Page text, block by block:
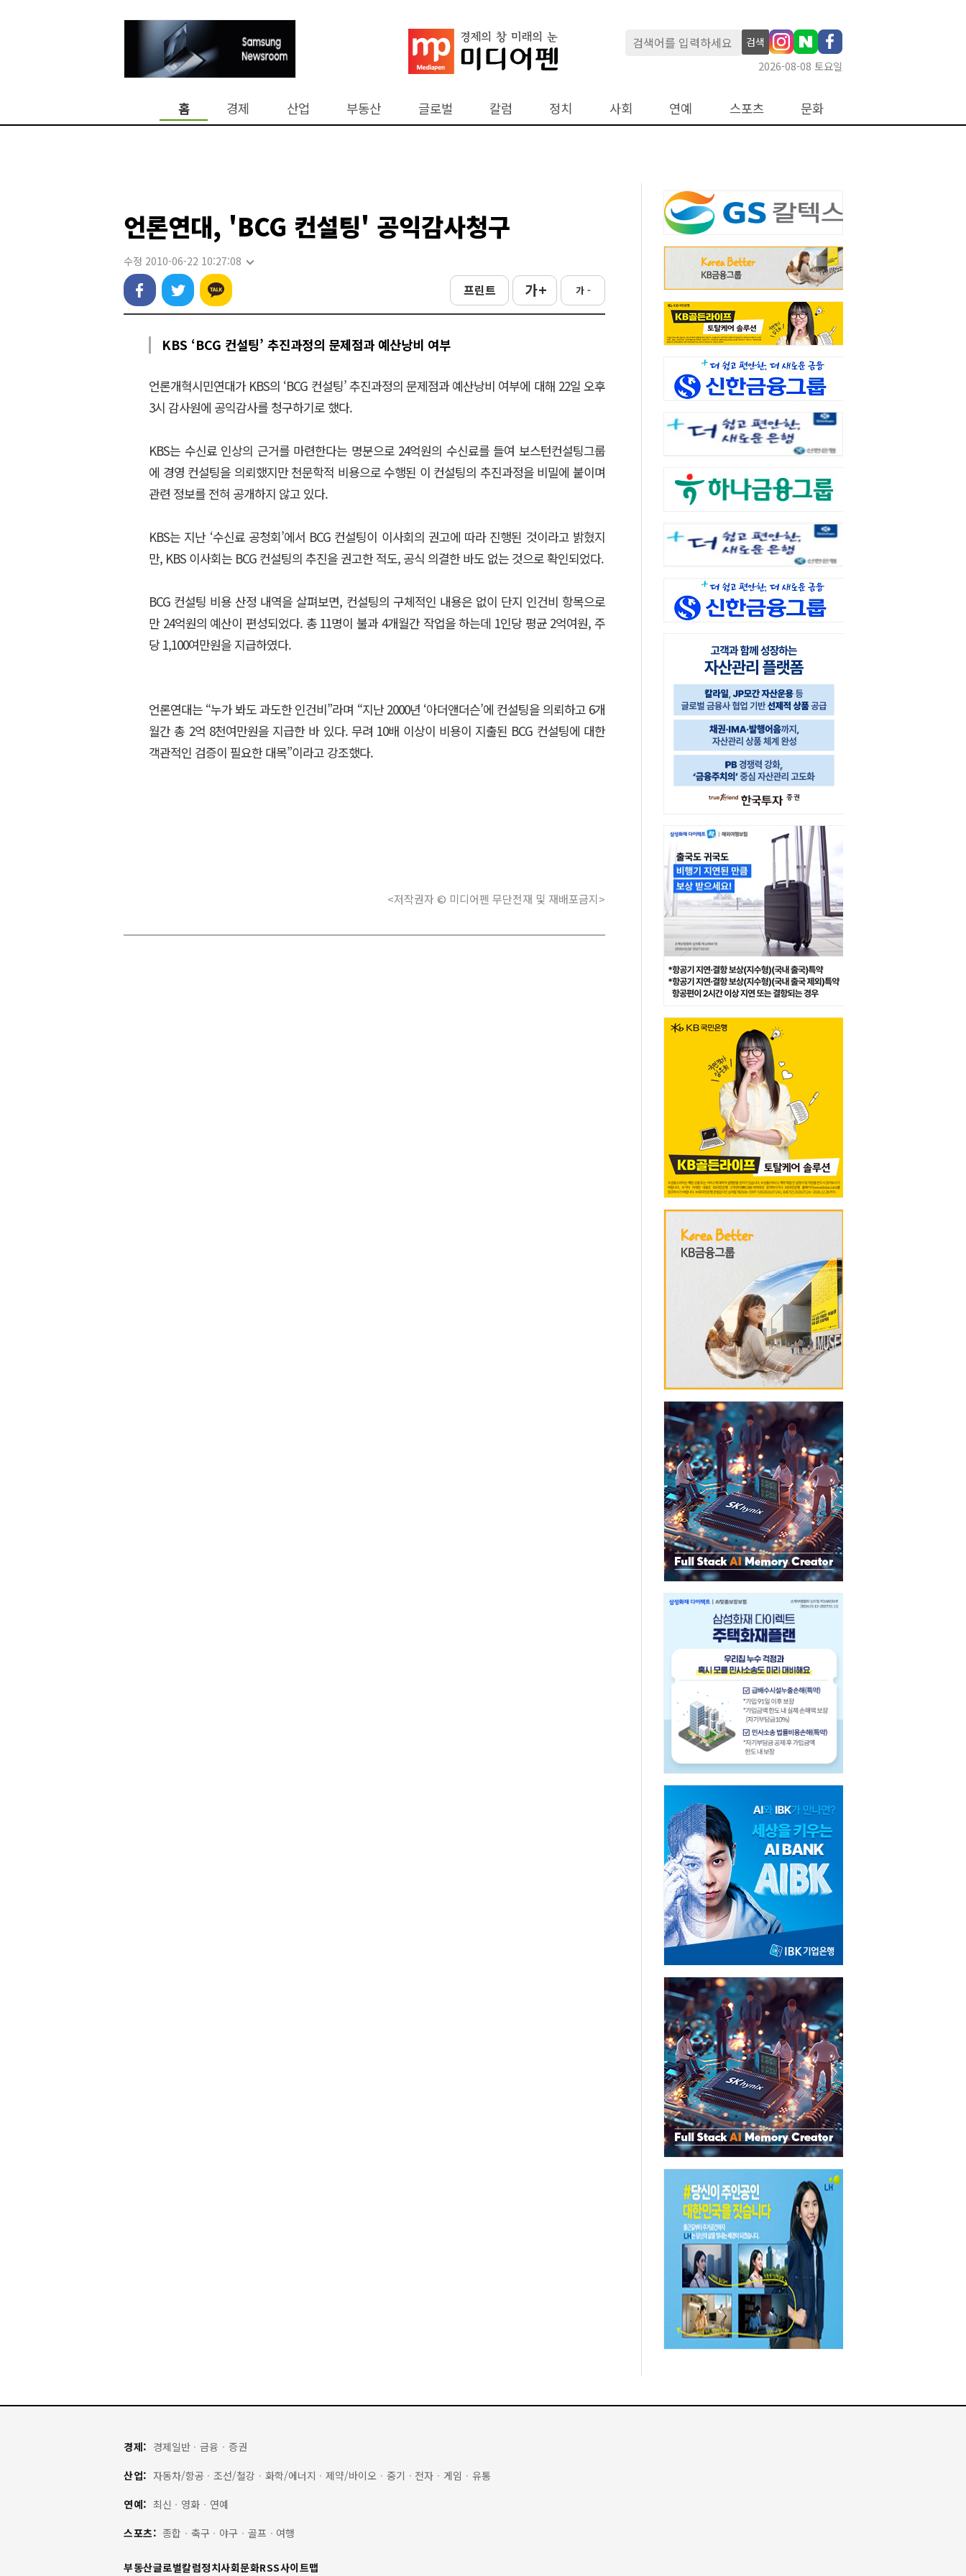
검색
2026-08-08 토요일
홈 경제 산업 부동산 글로벌 칼럼 정치 사회 연예 스포츠 문화
언론연대, 'BCG 컨설팅' 공익감사청구
수정 2010-06-22 10:27:08
프린트 가 + 가 -
KBS ‘BCG 컨설팅’ 추진과정의 문제점과 예산낭비 여부
언론개혁시민연대가 KBS의 ‘BCG 컨설팅’ 추진과정의 문제점과 예산낭비 여부에 대해 22일 오후
3시 감사원에 공익감사를 청구하기로 했다.
KBS는 수신료 인상의 근거를 마련한다는 명분으로 24억원의 수신료를 들여 보스턴컨설팅그룹
에 경영 컨설팅을 의뢰했지만 천문학적 비용으로 수행된 이 컨설팅의 추진과정을 비밀에 붙이며
관련 정보를 전혀 공개하지 않고 있다.
KBS는 지난 ‘수신료 공청회’에서 BCG 컨설팅이 이사회의 권고에 따라 진행된 것이라고 밝혔지
만, KBS 이사회는 BCG 컨설팅의 추진을 권고한 적도, 공식 의결한 바도 없는 것으로 확인되었다.
BCG 컨설팅 비용 산정 내역을 살펴보면, 컨설팅의 구체적인 내용은 없이 단지 인건비 항목으로
만 24억원의 예산이 편성되었다. 총 11명이 불과 4개월간 작업을 하는데 1인당 평균 2억여원, 주
당 1,100여만원을 지급하였다.
언론연대는 “누가 봐도 과도한 인건비”라며 “지난 2000년 ‘아더앤더슨’에 컨설팅을 의뢰하고 6개
월간 총 2억 8천여만원을 지급한 바 있다. 무려 10배 이상이 비용이 지출된 BCG 컨설팅에 대한
객관적인 검증이 필요한 대목”이라고 강조했다.
<저작권자 © 미디어펜 무단전재 및 재배포금지>
경제: 경제일반 · 금융 · 증권
산업: 자동차/항공 · 조선/철강 · 화학/에너지 · 제약/바이오 · 중기 · 전자 · 게임 · 유통
연예: 최신 · 영화 · 연예
스포츠: 종합 · 축구 · 야구 · 골프 · 여행
부동산글로벌칼럼정치사회문화RSS사이트맵